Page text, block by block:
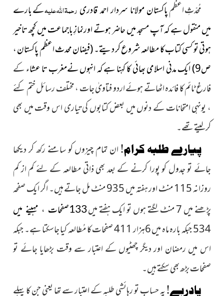
مُحدّثِ اعظمپاکستان مولانا سردار احمد قادری رحمۃ اللہ علیہکے بارے
میں منقول ہے کہ آپ مسجد میں حاضر ہوتے اورنمازِ باجماعت میں کچھ تاخیر
ہوتی تو کسی کتاب کا مطالعہ شروع کر دیتے۔(فیضان محدث اعظم پاکستان ،
ص9)
ایک مدنی اسلامی بھائی کا کہنا ہے کہ انہوں نےمغرب تا عشاءکے
فارغ ٹائم کا فائدہ اٹھاتے ہوئے اردو فتاویٰ جات ، مختلف رسائل ختم کئے
، یونہی امتحانات کے دنوں میں بعض کتابوں کی تیاری اس وقت میں بھی
کرلیتے تھے۔
پیارے طلبہ کرام! ان تمام چیزوں کو سامنے رکھ کر دیکھا
جائے تو جدول کو پورا کرنے کے بعد بھی ذاتی مطالعہ کے لئے کم از کم
روزانہ 115 منٹ اور ہفتہ میں 935 منٹ مل جاتے ہیں۔ اگر ایک صفحہ
پڑھنے میں 7 منٹ لگتے ہوں تو ایک ہفتے میں
133صفحات ، مہینے میں
534 جبکہ بارہ ماہ میں 6ہزار 411 صفحات کا مُطالعہ کیا جاسکتا ہے۔ جبکہ
اس میں رمضان اور دیگر چھٹیوں کے اعتبار سے وقت بڑھایا جائے تو
صفحات بڑھ بھی سکتے ہیں۔
یادرہے!یہ حساب تو رہائشی طلبہ کے اعتبار سے تھا یعنی جن کا پہلے